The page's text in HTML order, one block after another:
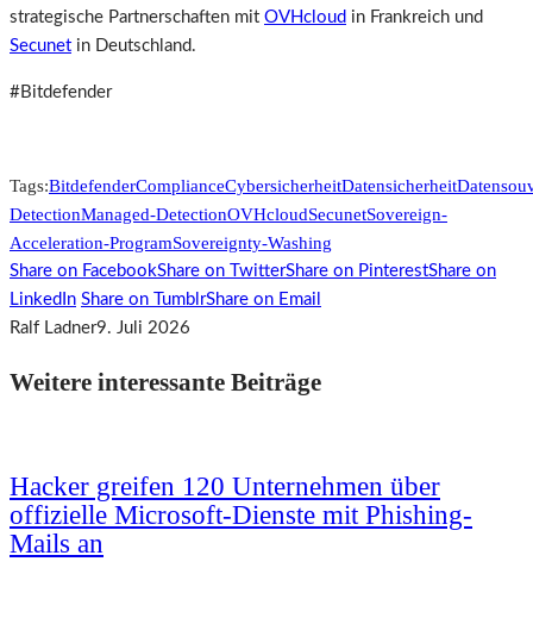
strategische Partnerschaften mit OVHcloud in Frankreich und
Secunet in Deutschland.
#Bitdefender
Tags:BitdefenderComplianceCybersicherheitDatensicherheit
DetectionManaged-DetectionOVHcloudSecunetSovereign-
Acceleration-ProgramSovereignty-Washing
Share on FacebookShare on TwitterShare on PinterestShare on
LinkedIn Share on TumblrShare on Email
Ralf Ladner9. Juli 2026
Weitere interessante Beiträge
Hacker greifen 120 Unternehmen über
offizielle Microsoft-Dienste mit Phishing-
Mails an